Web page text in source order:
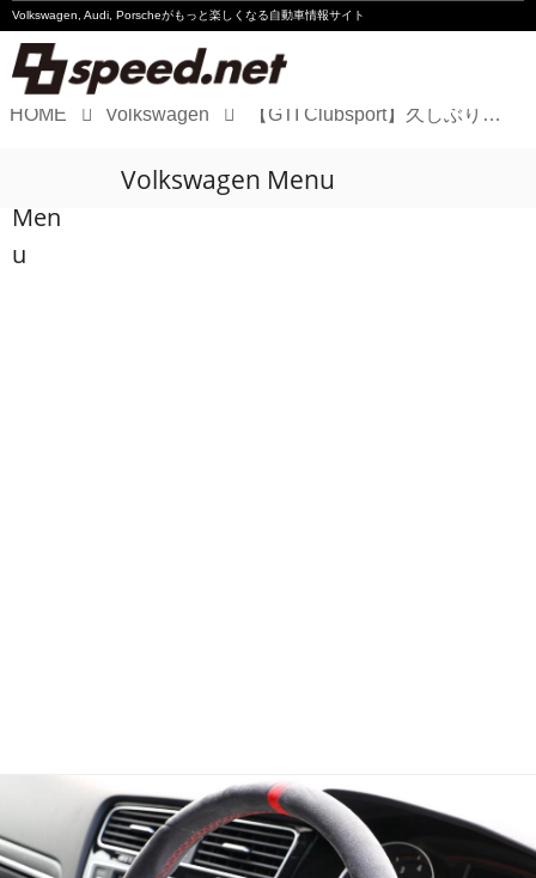
Volkswagen, Audi, Porscheがもっと楽しくなる自動車情報サイト
Audi
HOME Volkswagen 【GTI Clubsport】久しぶりにステアリングホイールを掃除したら
Men
u
Volkswagen Menu